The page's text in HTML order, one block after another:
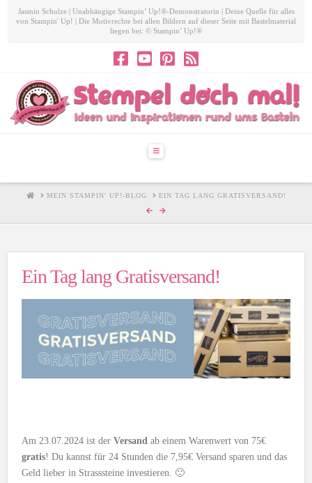
Jasmin Schulze | Unabhängige Stampin’ Up!®-Demonstratorin | Deine Quelle für alles
von Stampin' Up! | Die Motivrechte bei allen Bildern auf dieser Seite mit Bastelmaterial
liegen bei: © Stampin’ Up!®
Navigation
HOMEMEIN STAMPIN' UP!-BLOG EIN TAG LANG GRATISVERSAND!
Ein Tag lang Gratisversand!
Am 23.07.2024 ist derVersand ab einem Warenwert von 75€
gratis! Du kannst für 24 Stunden die 7,95€ Versand sparen und das
Geld lieber in Strasssteine investieren. 🙂